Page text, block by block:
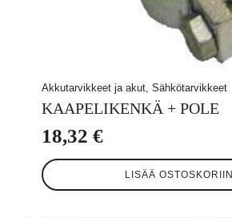
Akkutarvikkeet ja akut, Sähkötarvikkeet
KAAPELIKENKÄ + POLE
18,32 €
LISÄÄ OSTOSKORIIN